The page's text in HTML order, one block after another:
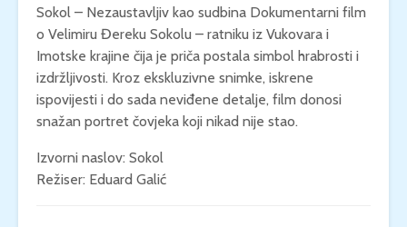
Sokol – Nezaustavljiv kao sudbina Dokumentarni film
o Velimiru Đereku Sokolu – ratniku iz Vukovara i
Imotske krajine čija je priča postala simbol hrabrosti i
izdržljivosti. Kroz ekskluzivne snimke, iskrene
ispovijesti i do sada neviđene detalje, film donosi
snažan portret čovjeka koji nikad nije stao.
Izvorni naslov: Sokol
Režiser: Eduard Galić